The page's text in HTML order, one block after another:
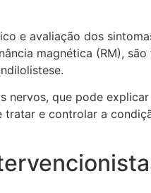
e avaliação dos
magnética (RM), são
nervos, que pode
tratar e controlar a